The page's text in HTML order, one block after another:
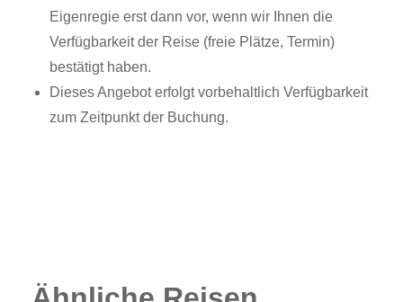
Eigenregie erst dann vor, wenn wir Ihnen die
Verfügbarkeit der Reise (freie Plätze, Termin)
bestätigt haben.
Dieses Angebot erfolgt vorbehaltlich Verfügbarkeit
zum Zeitpunkt der Buchung.